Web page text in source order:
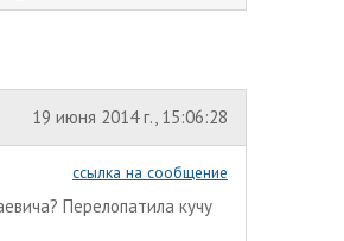
19 июня 2014 г., 15:06:28
ссылка на сообщение
Перелопатила кучу